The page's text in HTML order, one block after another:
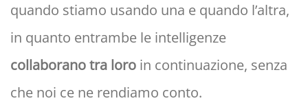
quando stiamo usando una e quando l’altra,
in quanto entrambe le intelligenze
collaborano tra loro in continuazione, senza
che noi ce ne rendiamo conto.